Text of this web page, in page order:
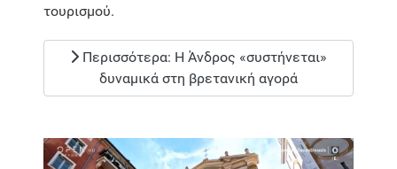
τουρισμού.
Περισσότερα: Η Άνδρος «συστήνεται»
δυναμικά στη βρετανική αγορά​​​​​​​​​​​​